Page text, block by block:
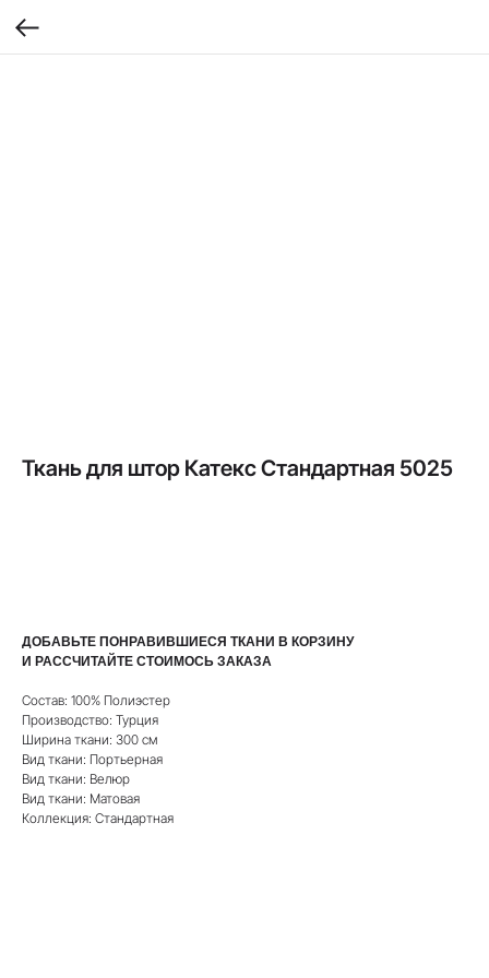
Ткань для штор Катекс Стандартная 5025
ДОБАВЬТЕ ПОНРАВИВШИЕСЯ ТКАНИ В КОРЗИНУ
И РАССЧИТАЙТЕ СТОИМОСЬ ЗАКАЗА
Состав: 100% Полиэстер
Производство: Турция
Ширина ткани: 300 см
Вид ткани: Портьерная
Вид ткани: Велюр
Вид ткани: Матовая
Коллекция: Стандартная